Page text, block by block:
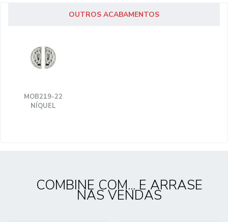
OUTROS ACABAMENTOS
MOB219-22
NÍQUEL
COMBINE COM... E ARRASE
NAS VENDAS